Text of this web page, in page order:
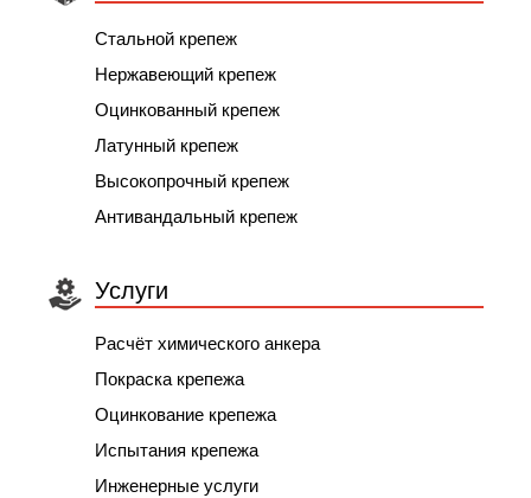
Стальной крепеж
Нержавеющий крепеж
Оцинкованный крепеж
Латунный крепеж
Высокопрочный крепеж
Антивандальный крепеж
Услуги
Расчёт химического анкера
Покраска крепежа
Оцинкование крепежа
Испытания крепежа
Инженерные услуги